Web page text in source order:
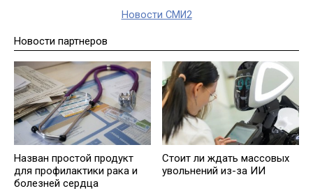
Новости СМИ2
Новости партнеров
Назван простой продукт
для профилактики рака и
болезней сердца
Стоит ли ждать массовых
увольнений из-за ИИ